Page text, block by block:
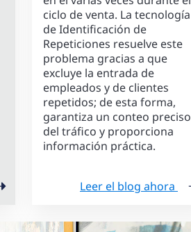
ciclo de venta. La tecnología
de Identificación de
Repeticiones resuelve este
problema gracias a que
excluye la entrada de
empleados y de clientes
repetidos; de esta forma,
garantiza un conteo preciso
del tráfico y proporciona
información práctica.
Leer el blog ahora